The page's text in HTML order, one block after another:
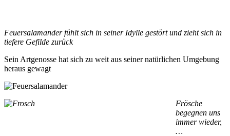
Feuersalamander fühlt sich in seiner Idylle gestört und zieht sich in
tiefere Gefilde zurück
Sein Artgenosse hat sich zu weit aus seiner natürlichen Umgebung
heraus gewagt
Frösche
begegnen uns
immer wieder,
…